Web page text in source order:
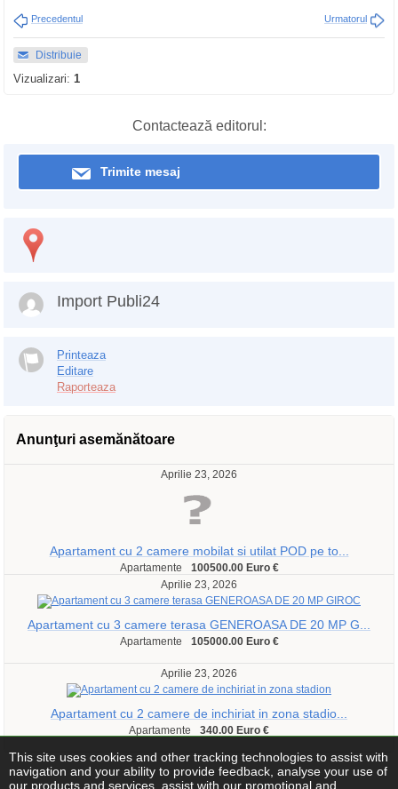
Precedentul Urmatorul
Distribuie
Vizualizari: 1
Contactează editorul:
Trimite mesaj
Import Publi24
Printeaza
Editare
Raporteaza
Anunţuri asemănătoare
Aprilie 23, 2026
Apartament cu 2 camere mobilat si utilat POD pe to...
Apartamente
100500.00 Euro €
Aprilie 23, 2026
Apartament cu 3 camere terasa GENEROASA DE 20 MP G...
Apartamente 105000.00 Euro €
Aprilie 23, 2026
Apartament cu 2 camere de inchiriat in zona stadio...
Apartamente 340.00 Euro €
This site uses cookies and other tracking technologies to assist with
navigation and your ability to provide feedback, analyse your use of
our products and services, assist with our promotional and